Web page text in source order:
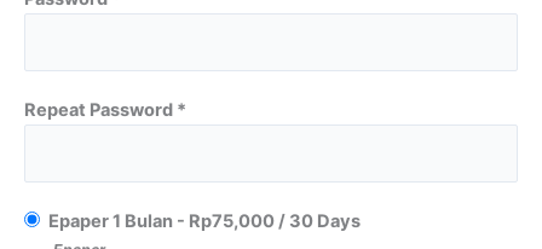
Repeat Password *
Epaper 1 Bulan - Rp75,000/ 30 Days